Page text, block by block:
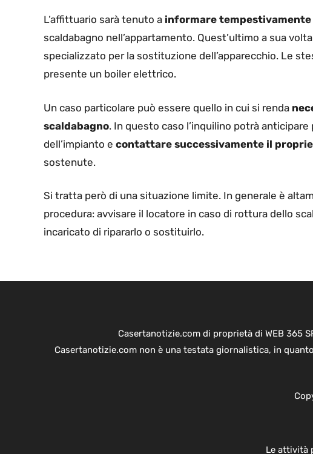
L’affittuario sarà tenuto a informare
scaldabagno nell’appartamento. Quest’ultimo a sua
specializzato per la sostituzione dell’apparecchio. Le
presente un boiler elettrico.
Un caso particolare può essere quello in cui si renda
scaldabagno. In questo caso l’inquilino potrà
dell’impianto e contattare successivamente il
sostenute.
Si tratta però di una situazione limite. In generale è
procedura: avvisare il locatore in caso di rottura dello
incaricato di ripararlo o sostituirlo.
Casertanotizie.com di proprietà di WEB 365
Casertanotizie.com non è una testata giornalistica, in
Le attività